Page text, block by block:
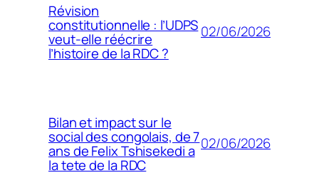
Révision
constitutionnelle : l’UDPS
veut-elle réécrire
l’histoire de la RDC ?
02/06/2026
Bilan et impact sur le
social des congolais, de 7
ans de Felix Tshisekedi a
la tete de la RDC
02/06/2026